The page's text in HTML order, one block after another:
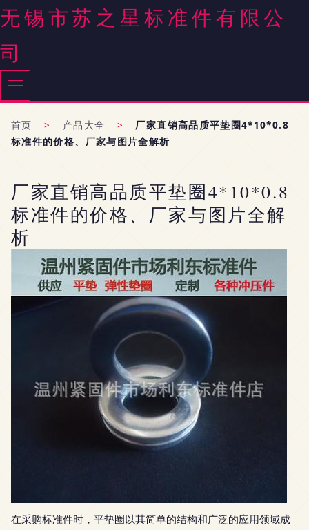
无锡市苏之星标准件有限公
司
首页 > 产品大全 >
厂家直销高品质平垫圈4*10*0.8
标准件的价格、厂家与图片全解析
厂家直销高品质平垫圈4*10*0.8
标准件的价格、厂家与图片全解
析
在采购标准件时，平垫圈以其简单的结构和广泛的应用领域成